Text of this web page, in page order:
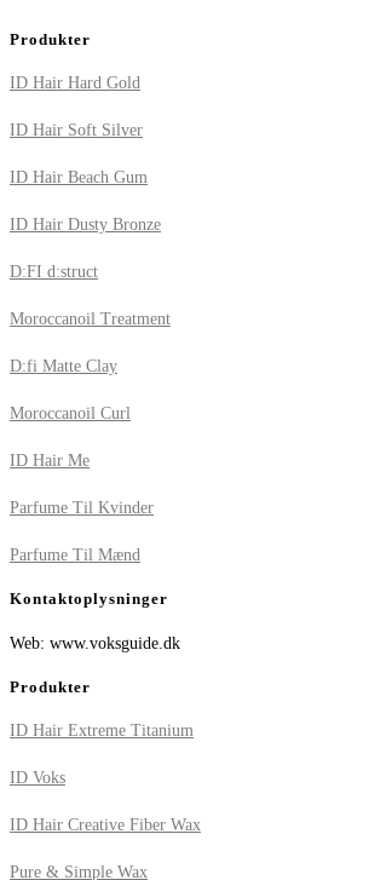
Produkter
ID Hair Hard Gold
ID Hair Soft Silver
ID Hair Beach Gum
ID Hair Dusty Bronze
D:FI d:struct
Moroccanoil Treatment
D:fi Matte Clay
Moroccanoil Curl
ID Hair Me
Parfume Til Kvinder
Parfume Til Mænd
Kontaktoplysninger
Web: www.voksguide.dk
Produkter
ID Hair Extreme Titanium
ID Voks
ID Hair Creative Fiber Wax
Pure & Simple Wax